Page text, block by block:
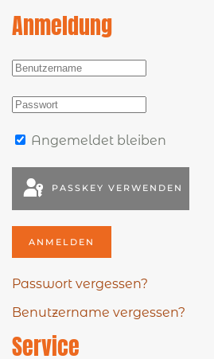
Anmeldung
Angemeldet bleiben
PASSKEY VERWENDEN
ANMELDEN
Passwort vergessen?
Benutzername vergessen?
Service